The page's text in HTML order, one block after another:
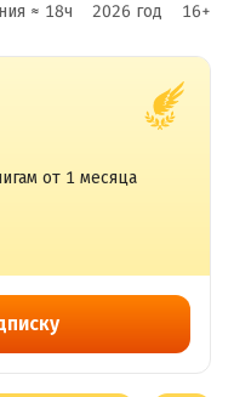
≈ 18ч 2026 год 16+
от 1 месяца